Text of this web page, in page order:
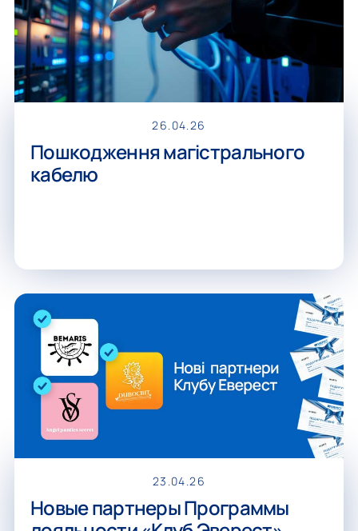
26.04.26
Пошкодження магістрального
кабелю
23.04.26
Новые партнеры Программы